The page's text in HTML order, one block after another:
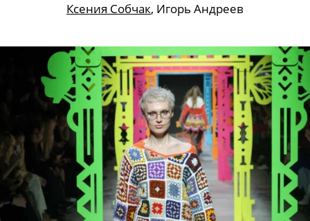
Ксения Собчак, Игорь Андреев